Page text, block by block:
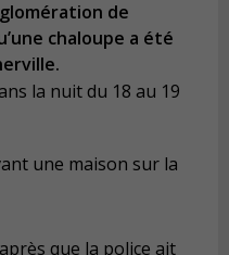
de
chaloupe a été
la nuit du 18 au 19
une maison sur la
que la police ait